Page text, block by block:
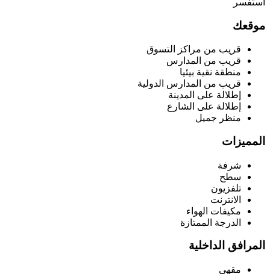
موقعك
قريب من مراكز التسوق
قريب من المدارس
منطقة نقية بيئيا
قريب من المدارس الدولية
إطلالة على المدينة
إطلالة على الشارع
منظر جميل
المميزات
شرفة
سطح
تلفزيون
الانترنت
مكيفات الهواء
الدرجة الممتازة
المرافق الداخلية
مقهى